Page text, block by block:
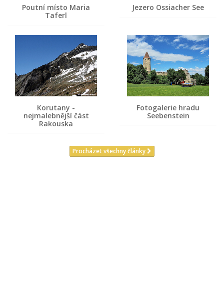
Poutní místo Maria
Taferl
Jezero Ossiacher See
Korutany -
nejmalebnější část
Rakouska
Fotogalerie hradu
Seebenstein
Procházet všechny články